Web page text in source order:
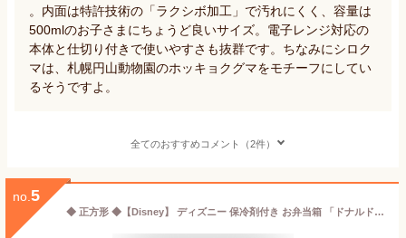
。内面は特許技術の「ラクシボ加工」で汚れにくく、容量は
500mlのお子さまにちょうど良いサイズ。電子レンジ対応の
本体と仕切り付きで使いやすさも抜群です。ちなみにシロク
マは、札幌円山動物園のホッキョクグマをモチーフにしてい
るそうですよ。
全てのおすすめコメント（2件）
no. 5
◆ 正方形 ◆【Disney】 ディズニー 保冷剤付き お弁当箱 「ドナルドダック チップ＆デール くまのプーさん ミッキー＆ミニー(フラワー) 」◇ 弁当箱 ランチボックス 保冷 夏用 かわいい フタ 保冷剤 プーさん グッズ チップとデール ◇